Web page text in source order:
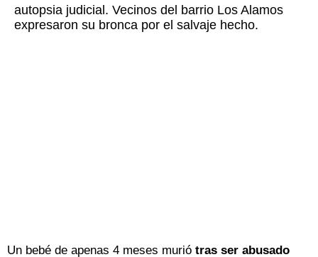
autopsia judicial. Vecinos del barrio Los Alamos
expresaron su bronca por el salvaje hecho.
Un bebé de apenas 4 meses murió tras ser abusado